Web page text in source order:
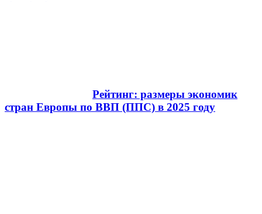
Рейтинг: размеры экономик
стран Европы по ВВП (ППС) в 2025 году